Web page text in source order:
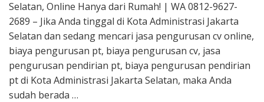
Selatan, Online Hanya dari Rumah! | WA 0812-9627-
2689 – Jika Anda tinggal di Kota Administrasi Jakarta
Selatan dan sedang mencari jasa pengurusan cv online,
biaya pengurusan pt, biaya pengurusan cv, jasa
pengurusan pendirian pt, biaya pengurusan pendirian
pt di Kota Administrasi Jakarta Selatan, maka Anda
sudah berada …